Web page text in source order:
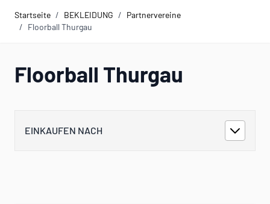
Startseite / BEKLEIDUNG / Partnervereine
/ Floorball Thurgau
Floorball Thurgau
EINKAUFEN NACH